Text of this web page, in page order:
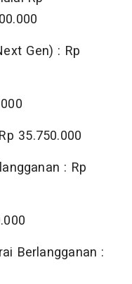
Gen) : Rp
35.750.000
: Rp
Berlangganan :